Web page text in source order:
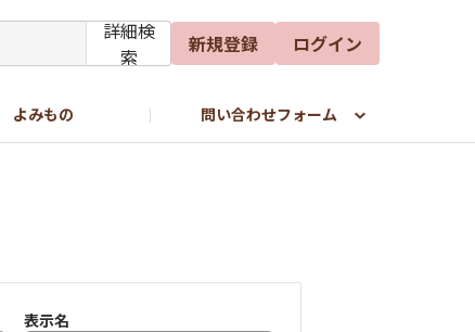
詳細検
索
新規登録 ログイン
よみもの 問い合わせフォーム
表示名